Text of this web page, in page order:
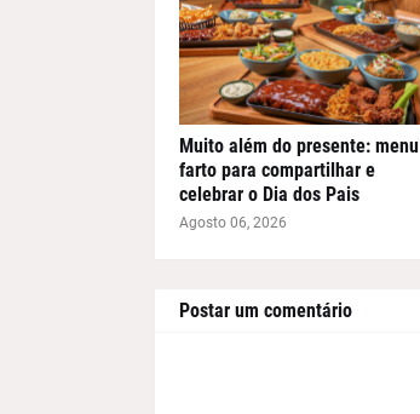
Muito além do presente: menu
farto para compartilhar e
celebrar o Dia dos Pais
Agosto 06, 2026
Postar um comentário